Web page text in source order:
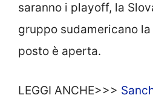
saranno i playoff, la
gruppo sudamericano
posto è aperta.
LEGGI ANCHE>>>